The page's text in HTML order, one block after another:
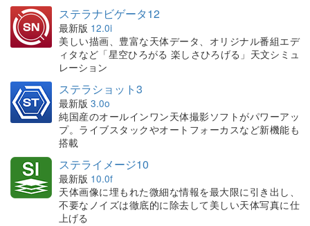
ステラナビゲータ12
最新版 12.0i
美しい描画、豊富な天体データ、オリジナル番組エデ
ィタなど「星空ひろがる 楽しさひろげる」天文シミュ
レーション
ステラショット3
最新版 3.0o
純国産のオールインワン天体撮影ソフトがパワーアッ
プ。ライブスタックやオートフォーカスなど新機能も
搭載
ステライメージ10
最新版 10.0f
天体画像に埋もれた微細な情報を最大限に引き出し、
不要なノイズは徹底的に除去して美しい天体写真に仕
上げる